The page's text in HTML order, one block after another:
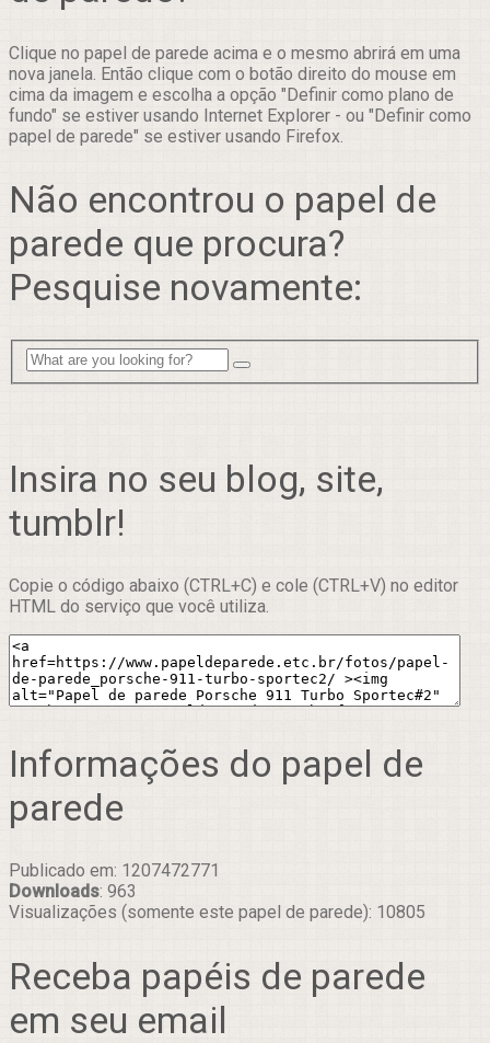
Clique no papel de parede acima e o mesmo abrirá em uma
nova janela. Então clique com o botão direito do mouse em
cima da imagem e escolha a opção "Definir como plano de
fundo" se estiver usando Internet Explorer - ou "Definir como
papel de parede" se estiver usando Firefox.
Não encontrou o papel de
parede que procura?
Pesquise novamente:
Insira no seu blog, site,
tumblr!
Copie o código abaixo (CTRL+C) e cole (CTRL+V) no editor
HTML do serviço que você utiliza.
Informações do papel de
parede
Publicado em: 1207472771
Downloads: 963
Visualizações (somente este papel de parede): 10805
Receba papéis de parede
em seu email